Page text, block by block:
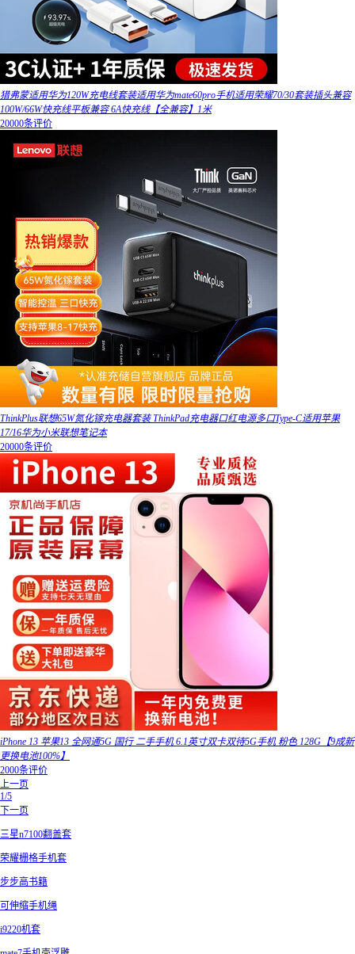
猎弗蒙适用华为120W充电线套装适用华为mate60pro手机适用荣耀70/30套装插头兼容
100W/66W快充线平板兼容 6A快充线【全兼容】1米
20000条评价
ThinkPlus联想65W氮化镓充电器套装 ThinkPad充电器口红电源多口Type-C适用苹果
17/16华为小米联想笔记本
20000条评价
iPhone 13 苹果13 全网通5G 国行 二手手机 6.1英寸双卡双待5G手机 粉色 128G【9成新
更换电池100%】
2000条评价
上一页
1/5
下一页
三星n7100翻盖套
荣耀栅格手机套
步步高书籍
可伸缩手机绳
i9220机套